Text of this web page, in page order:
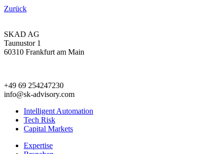
Zurück
SKAD AG
Taunustor 1
60310 Frankfurt am Main
+49 69 254247230
info@sk-advisory.com
Intelligent Automation
Tech Risk
Capital Markets
Expertise